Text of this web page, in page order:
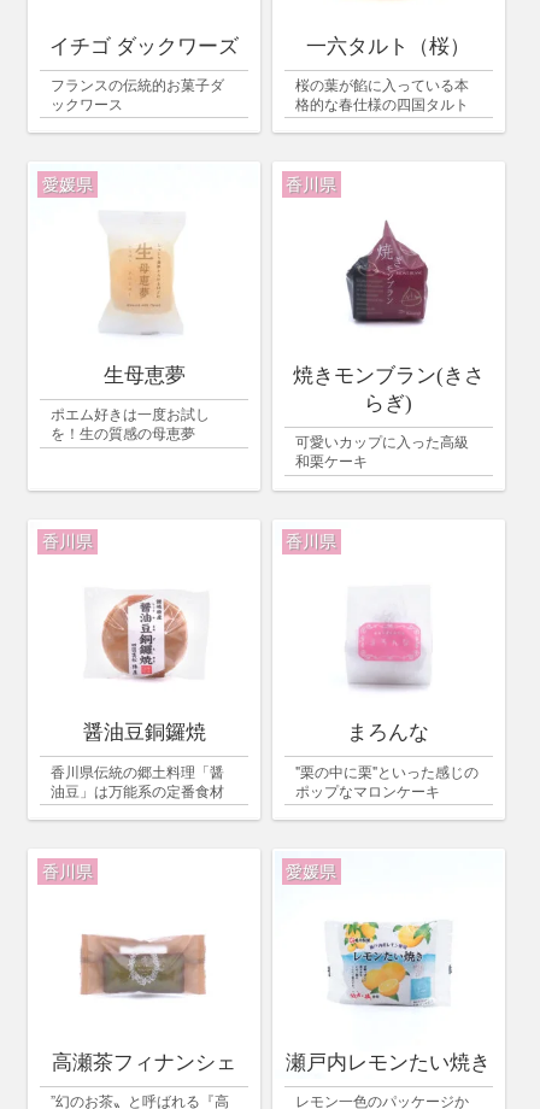
イチゴ ダックワーズ
フランスの伝統的お菓子ダ
ックワース
一六タルト（桜）
桜の葉が餡に入っている本
格的な春仕様の四国タルト
愛媛県
生母恵夢
ポエム好きは一度お試し
を！生の質感の母恵夢
香川県
焼きモンブラン(きさ
らぎ)
可愛いカップに入った高級
和栗ケーキ
香川県
醤油豆銅鑼焼
香川県伝統の郷土料理「醤
油豆」は万能系の定番食材
香川県
まろんな
"栗の中に栗"といった感じの
ポップなマロンケーキ
香川県
高瀬茶フィナンシェ
”幻のお茶〟と呼ばれる『高
愛媛県
瀬戸内レモンたい焼き
レモン一色のパッケージか